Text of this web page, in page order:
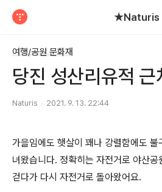
★Naturis
여행/공원 문화재
당진 성산리유적 근
Naturis 2021. 9. 13. 22:44
가을임에도 햇살이 꽤나 강렬함에도
녀왔습니다. 정확히는 자전거로 야산
걷다가 다시 자전거로 돌아왔어요.